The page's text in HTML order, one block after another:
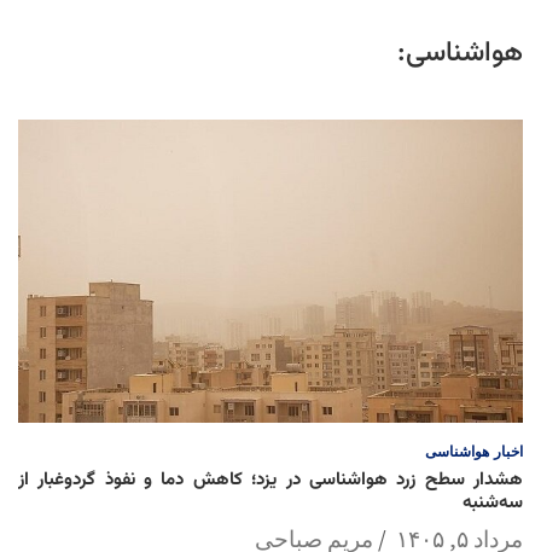
هواشناسی:
اخبار هواشناسی
هشدار سطح زرد هواشناسی در یزد؛ کاهش دما و نفوذ گردوغبار از
سه‌شنبه
مرداد ۵, ۱۴۰۵ مریم صباحی